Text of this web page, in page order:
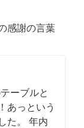
感謝の言葉
ーブルと
あっという
た。 年内